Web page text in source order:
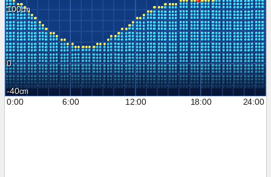
100
0
-40
0:00
6:00 12:00 18:00 24:00